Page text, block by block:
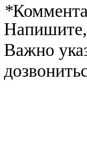
*
Напишите,
Важно